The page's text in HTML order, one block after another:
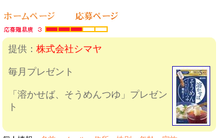
提供： 株式会社シマヤ
毎月プレゼント
「溶かせば、そうめんつゆ」プレゼン
ト